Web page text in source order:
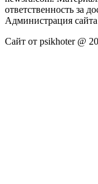
ответственность за
Администрация сайта
Сайт от psikhoter @